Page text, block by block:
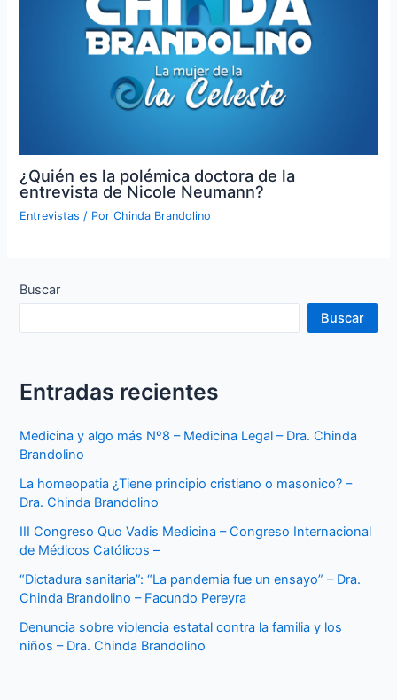
¿Quién es la polémica doctora de la
entrevista de Nicole Neumann?
Entrevistas / PorChinda Brandolino
Buscar
Buscar
Entradas recientes
Medicina y algo más Nº8 – Medicina Legal – Dra. Chinda
Brandolino
La homeopatia ¿Tiene principio cristiano o masonico? –
Dra. Chinda Brandolino
III Congreso Quo Vadis Medicina – Congreso Internacional
de Médicos Católicos –
“Dictadura sanitaria”: “La pandemia fue un ensayo” – Dra.
Chinda Brandolino – Facundo Pereyra
Denuncia sobre violencia estatal contra la familia y los
niños – Dra. Chinda Brandolino